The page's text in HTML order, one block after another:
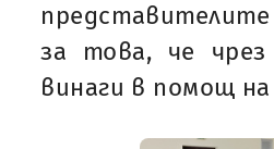
за това, че чрез
винаги в помощ